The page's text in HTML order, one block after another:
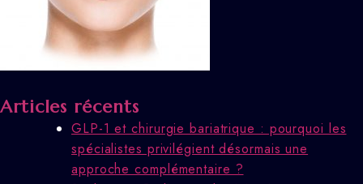
Articles récents
GLP-1 et chirurgie bariatrique : pourquoi les
spécialistes privilégient désormais une
approche complémentaire ?